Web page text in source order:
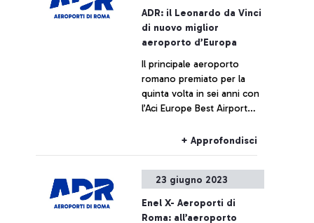
L’operazione, da 400 milioni
di euro e con durata 10
anni, è dedicata ad
investitori istituzionali.
ADR: il Leonardo da Vinci
di nuovo miglior
aeroporto d’Europa
Il principale aeroporto
romano premiato per la
quinta volta in sei anni con
l’Aci Europe Best Airport
+ Approfondisci
23 giugno 2023
Enel X- Aeroporti di
Roma: all’aeroporto